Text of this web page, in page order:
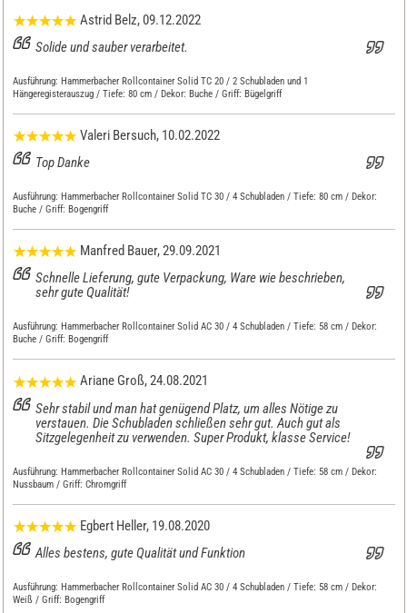
Astrid Belz, 09.12.2022
Solide und sauber verarbeitet.
Ausführung: Hammerbacher Rollcontainer Solid TC 20 / 2 Schubladen und 1
Hängeregisterauszug / Tiefe: 80 cm / Dekor: Buche / Griff: Bügelgriff
Valeri Bersuch, 10.02.2022
Top Danke
Ausführung: Hammerbacher Rollcontainer Solid TC 30 / 4 Schubladen / Tiefe: 80 cm / Dekor:
Buche / Griff: Bogengriff
Manfred Bauer, 29.09.2021
Schnelle Lieferung, gute Verpackung, Ware wie beschrieben,
sehr gute Qualität!
Ausführung: Hammerbacher Rollcontainer Solid AC 30 / 4 Schubladen / Tiefe: 58 cm / Dekor:
Buche / Griff: Bogengriff
Ariane Groß, 24.08.2021
Sehr stabil und man hat genügend Platz, um alles Nötige zu
verstauen. Die Schubladen schließen sehr gut. Auch gut als
Sitzgelegenheit zu verwenden. Super Produkt, klasse Service!
Ausführung: Hammerbacher Rollcontainer Solid AC 30 / 4 Schubladen / Tiefe: 58 cm / Dekor:
Nussbaum / Griff: Chromgriff
Egbert Heller, 19.08.2020
Alles bestens, gute Qualität und Funktion
Ausführung: Hammerbacher Rollcontainer Solid AC 30 / 4 Schubladen / Tiefe: 58 cm / Dekor:
Weiß / Griff: Bogengriff